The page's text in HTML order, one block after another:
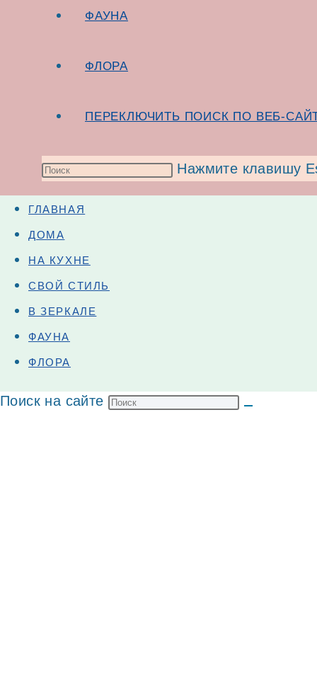
ФАУНА
ФЛОРА
ПЕРЕКЛЮЧИТЬ ПОИСК ПО ВЕБ-
Нажмите клавишу
ГЛАВНАЯ
ДОМА
НА КУХНЕ
СВОЙ СТИЛЬ
В ЗЕРКАЛЕ
ФАУНА
ФЛОРА
Поиск на сайте